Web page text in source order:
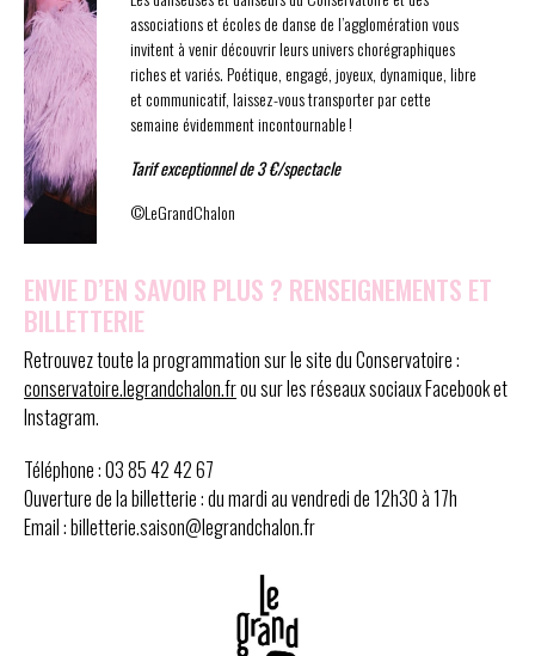
associations et écoles de danse de l’agglomération vous
invitent à venir découvrir leurs univers chorégraphiques
riches et variés. Poétique, engagé, joyeux, dynamique, libre
et communicatif, laissez-vous transporter par cette
semaine évidemment incontournable !
Tarif exceptionnel de 3 €/spectacle
©LeGrandChalon
ENVIE D’EN SAVOIR PLUS ? RENSEIGNEMENTS ET
BILLETTERIE
Retrouvez toute la programmation sur le site du Conservatoire :
conservatoire.legrandchalon.frou sur les réseaux sociaux Facebook et
Instagram.
Téléphone : 03 85 42 42 67
Ouverture de la billetterie : du mardi au vendredi de 12h30 à 17h
Email : billetterie.saison@legrandchalon.fr